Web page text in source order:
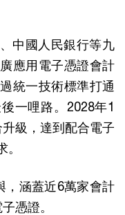
中國人民銀行等九
應用電子憑證會計
統一技術標準打通
一哩路。2028年1
級，達到配合電子
，涵蓋近6萬家會計
憑證。